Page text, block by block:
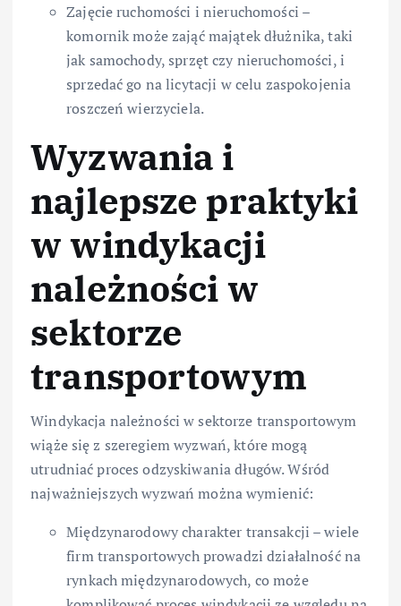
Zajęcie ruchomości i nieruchomości –
komornik może zająć majątek dłużnika, taki
jak samochody, sprzęt czy nieruchomości, i
sprzedać go na licytacji w celu zaspokojenia
roszczeń wierzyciela.
Wyzwania i
najlepsze praktyki
w windykacji
należności w
sektorze
transportowym
Windykacja należności w sektorze transportowym
wiąże się z szeregiem wyzwań, które mogą
utrudniać proces odzyskiwania długów. Wśród
najważniejszych wyzwań można wymienić:
Międzynarodowy charakter transakcji – wiele
firm transportowych prowadzi działalność na
rynkach międzynarodowych, co może